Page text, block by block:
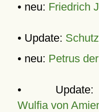
• neu: Friedrich
• Update:
• neu: Petrus
•
Wulfia von